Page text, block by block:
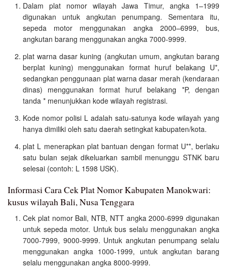
Dalam plat nomor wilayah Jawa Timur, angka 1–1999
digunakan untuk angkutan penumpang. Sementara itu,
sepeda motor menggunakan angka 2000–6999, bus,
angkutan barang menggunakan angka 7000-9999.
plat warna dasar kuning (angkutan umum, angkutan barang
berplat kuning) menggunakan format huruf belakang U*,
sedangkan penggunaan plat warna dasar merah (kendaraan
dinas) menggunakan format huruf belakang *P, dengan
tanda * menunjukkan kode wilayah registrasi.
Kode nomor polisi L adalah satu-satunya kode wilayah yang
hanya dimiliki oleh satu daerah setingkat kabupaten/kota.
plat L menerapkan plat bantuan dengan format U**, berlaku
satu bulan sejak dikeluarkan sambil menunggu STNK baru
selesai (contoh: L 1598 USK).
Informasi Cara Cek Plat Nomor Kabupaten Manokwari:
kusus wilayah Bali, Nusa Tenggara
Cek plat nomor Bali, NTB, NTT angka 2000-6999 digunakan
untuk sepeda motor. Untuk bus selalu menggunakan angka
7000-7999, 9000-9999. Untuk angkutan penumpang selalu
menggunakan angka 1000-1999, untuk angkutan barang
selalu menggunakan angka 8000-9999.